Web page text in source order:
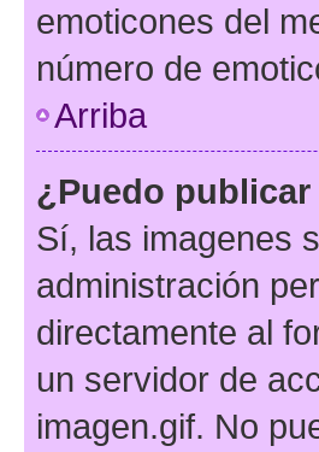
emoticones del
número de
Arriba
¿Puedo
Sí, las imagenes
administración
directamente al
un servidor de
imagen.gif. No